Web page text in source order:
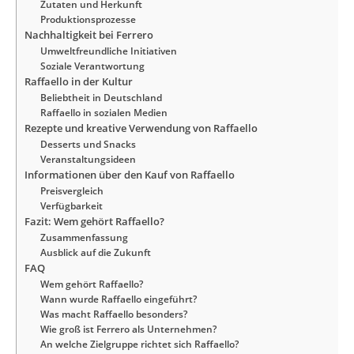
Zutaten und Herkunft
Produktionsprozesse
Nachhaltigkeit bei Ferrero
Umweltfreundliche Initiativen
Soziale Verantwortung
Raffaello in der Kultur
Beliebtheit in Deutschland
Raffaello in sozialen Medien
Rezepte und kreative Verwendung von Raffaello
Desserts und Snacks
Veranstaltungsideen
Informationen über den Kauf von Raffaello
Preisvergleich
Verfügbarkeit
Fazit: Wem gehört Raffaello?
Zusammenfassung
Ausblick auf die Zukunft
FAQ
Wem gehört Raffaello?
Wann wurde Raffaello eingeführt?
Was macht Raffaello besonders?
Wie groß ist Ferrero als Unternehmen?
An welche Zielgruppe richtet sich Raffaello?